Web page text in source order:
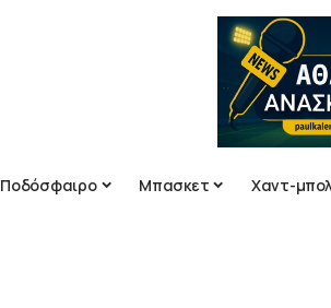
Ποδόσφαιρο Μπασκετ Χαντ-